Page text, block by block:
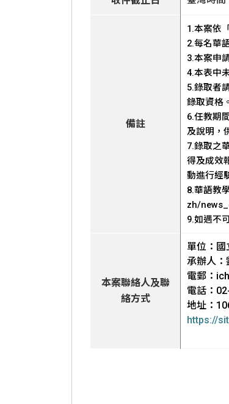
備註
1.本案依
2.每名華
3.本案申
4.本表中
5.錄取者
錄取資格。
6.任教期
及說明，
7.錄取之
得及成效
動進行經
8.華語教
zh/
9.如遇不
本案聯絡人及聯
絡方式
單位：國
承辦人：
電郵：
電話：
地址：
https://